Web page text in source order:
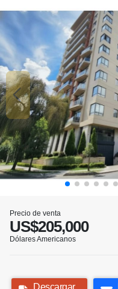
Precio de venta
US$205,000
Dólares Americanos